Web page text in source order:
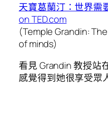
天寶葛蘭汀：世界需
on TED.com
(Temple Grandin:
of minds)
看見 Grandin 教授站
感覺得到她很享受眾